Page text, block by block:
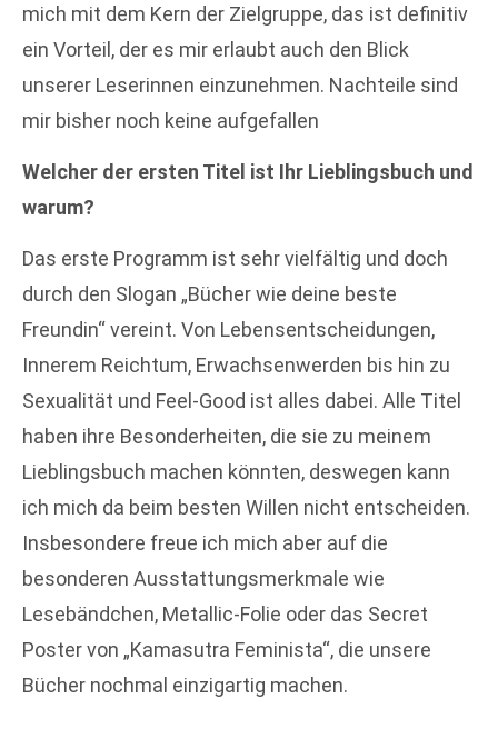
mich mit dem Kern der Zielgruppe, das ist definitiv
ein Vorteil, der es mir erlaubt auch den Blick
unserer Leserinnen einzunehmen. Nachteile sind
mir bisher noch keine aufgefallen
Welcher der ersten Titel ist Ihr Lieblingsbuch und
warum?
Das erste Programm ist sehr vielfältig und doch
durch den Slogan „Bücher wie deine beste
Freundin“ vereint. Von Lebensentscheidungen,
Innerem Reichtum, Erwachsenwerden bis hin zu
Sexualität und Feel-Good ist alles dabei. Alle Titel
haben ihre Besonderheiten, die sie zu meinem
Lieblingsbuch machen könnten, deswegen kann
ich mich da beim besten Willen nicht entscheiden.
Insbesondere freue ich mich aber auf die
besonderen Ausstattungsmerkmale wie
Lesebändchen, Metallic-Folie oder das Secret
Poster von „Kamasutra Feminista“, die unsere
Bücher nochmal einzigartig machen.